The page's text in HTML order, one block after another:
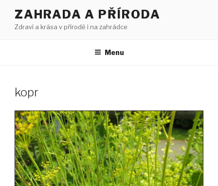
obsahu
ZAHRADA A PŘÍRODA
Zdraví a krása v přírodě i na zahrádce
Menu
kopr